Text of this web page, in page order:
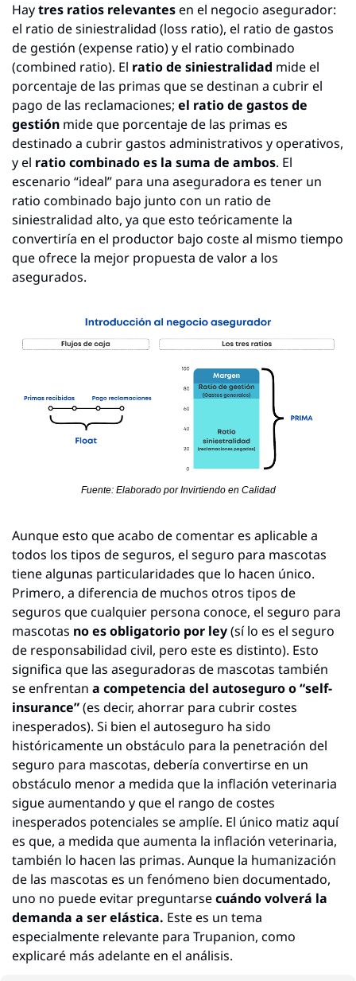
Hay tres ratios relevantes en el negocio asegurador:
el ratio de siniestralidad (loss ratio), el ratio de gastos
de gestión (expense ratio) y el ratio combinado
(combined ratio). El ratio de siniestralidad mide el
porcentaje de las primas que se destinan a cubrir el
pago de las reclamaciones; el ratio de gastos de
gestión mide que porcentaje de las primas es
destinado a cubrir gastos administrativos y operativos,
y el ratio combinado es la suma de ambos. El
escenario “ideal” para una aseguradora es tener un
ratio combinado bajo junto con un ratio de
siniestralidad alto, ya que esto teóricamente la
convertiría en el productor bajo coste al mismo tiempo
que ofrece la mejor propuesta de valor a los
asegurados.
Fuente: Elaborado por Invirtiendo en Calidad
Aunque esto que acabo de comentar es aplicable a
todos los tipos de seguros, el seguro para mascotas
tiene algunas particularidades que lo hacen único.
Primero, a diferencia de muchos otros tipos de
seguros que cualquier persona conoce, el seguro para
mascotas no es obligatorio por ley (sí lo es el seguro
de responsabilidad civil, pero este es distinto). Esto
significa que las aseguradoras de mascotas también
se enfrentan a competencia del autoseguro o “self-
insurance” (es decir, ahorrar para cubrir costes
inesperados). Si bien el autoseguro ha sido
históricamente un obstáculo para la penetración del
seguro para mascotas, debería convertirse en un
obstáculo menor a medida que la inflación veterinaria
sigue aumentando y que el rango de costes
inesperados potenciales se amplíe. El único matiz aquí
es que, a medida que aumenta la inflación veterinaria,
también lo hacen las primas. Aunque la humanización
de las mascotas es un fenómeno bien documentado,
uno no puede evitar preguntarse cuándo volverá la
demanda a ser elástica. Este es un tema
especialmente relevante para Trupanion, como
explicaré más adelante en el análisis.